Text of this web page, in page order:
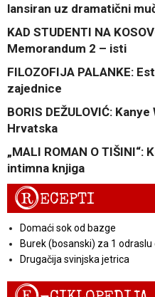
lansiran uz dramatični
KAD STUDENTI NA
Memorandum 2 – isti
FILOZOFIJA PALANKE:
zajednice
BORIS DEŽULOVIĆ:
Hrvatska
„MALI ROMAN O
intimna knjiga
RECEPTI
Domaći sok od bazge
Burek (bosanski) za 1 odraslu
Drugačija svinjska jetrica